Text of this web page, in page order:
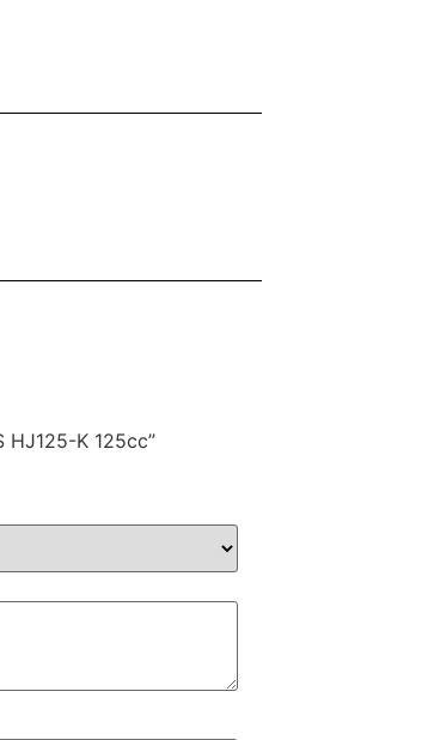
HJ125-K 125cc”